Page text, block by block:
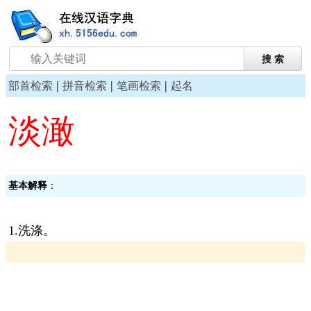
部首检索 | 拼音检索 | 笔画检索 | 起名
淡澉
基本解释 ：
1.洗涤。